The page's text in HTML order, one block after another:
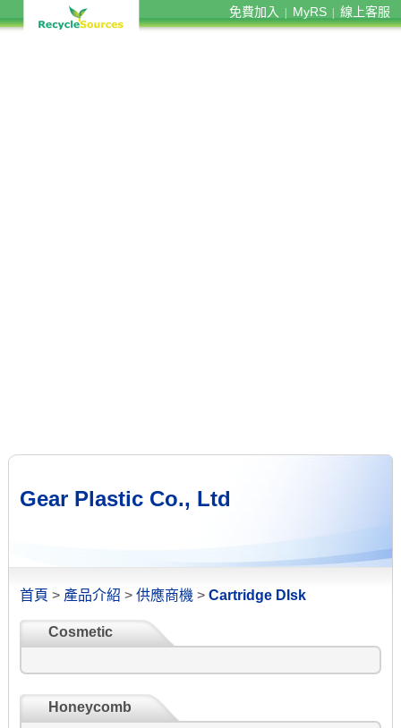
免費加入 MyRS 線上客服
Gear Plastic Co., Ltd
首頁 > 產品介紹 > 供應商機 > Cartridge DIsk
Cosmetic
Honeycomb